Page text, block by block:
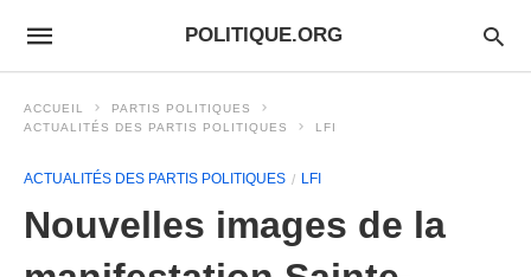
POLITIQUE.ORG
ACCUEIL
PARTIS POLITIQUES
ACTUALITÉS DES PARTIS POLITIQUES
LFI
ACTUALITÉS DES PARTIS POLITIQUES LFI
Nouvelles images de la